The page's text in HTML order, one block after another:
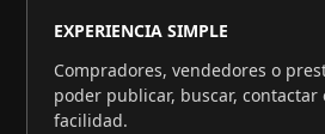
EXPERIENCIA SIMPLE
Compradores, vendedores o
poder publicar, buscar, contactar
facilidad.